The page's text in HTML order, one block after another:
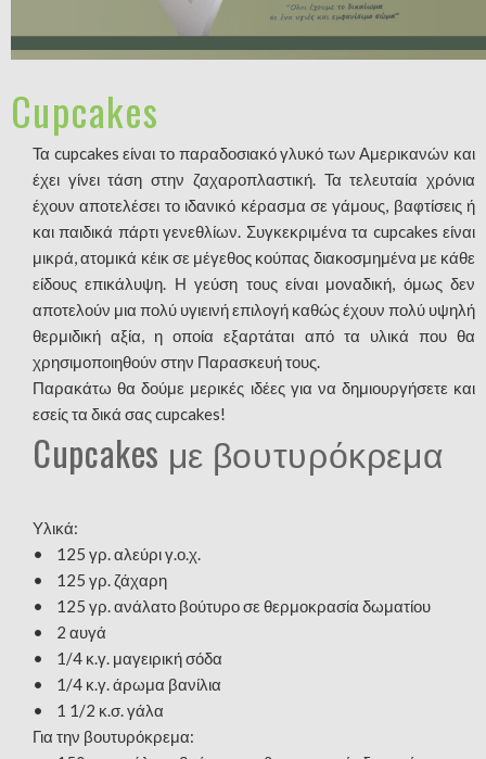
Cupcakes
Τα cupcakes είναι το παραδοσιακό γλυκό των Αμερικανών και
έχει γίνει τάση στην ζαχαροπλαστική. Τα τελευταία χρόνια
έχουν αποτελέσει το ιδανικό κέρασμα σε γάμους, βαφτίσεις ή
και παιδικά πάρτι γενεθλίων. Συγκεκριμένα τα cupcakes είναι
μικρά, ατομικά κέικ σε μέγεθος κούπας διακοσμημένα με κάθε
είδους επικάλυψη. Η γεύση τους είναι μοναδική, όμως δεν
αποτελούν μια πολύ υγιεινή επιλογή καθώς έχουν πολύ υψηλή
θερμιδική αξία, η οποία εξαρτάται από τα υλικά που θα
χρησιμοποιηθούν στην Παρασκευή τους.
Παρακάτω θα δούμε μερικές ιδέες για να δημιουργήσετε και
εσείς τα δικά σας cupcakes!
Cupcakes με βουτυρόκρεμα
Υλικά:
• 125 γρ. αλεύρι γ.ο.χ.
• 125 γρ. ζάχαρη
• 125 γρ. ανάλατο βούτυρο σε θερμοκρασία δωματίου
• 2 αυγά
• 1/4 κ.γ. μαγειρική σόδα
• 1/4 κ.γ. άρωμα βανίλια
• 1 1/2 κ.σ. γάλα
Για την βουτυρόκρεμα: